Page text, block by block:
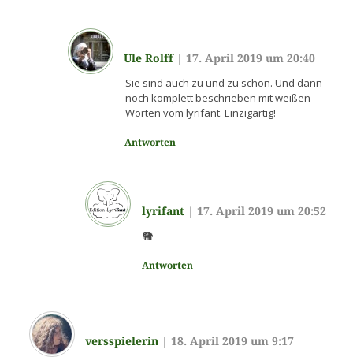
Ule Rolff| 17. April 2019 um 20:40
Sie sind auch zu und zu schön. Und dann
noch komplett beschrieben mit weißen
Worten vom lyrifant. Einzigartig!
Antworten
lyrifant| 17. April 2019 um 20:52
🐘
Antworten
versspielerin | 18. April 2019 um 9:17